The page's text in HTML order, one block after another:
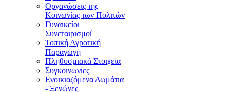
Οργανώσεις της
Κοινωνίας των Πολιτών
Γυναικείοι
Συνεταιρισμοί
Τοπική Αγροτική
Παραγωγή
Πληθυσμιακά Στοιχεία
Συγκοινωνίες
Ενοικιαζόμενα Δωμάτια
- Ξενώνες